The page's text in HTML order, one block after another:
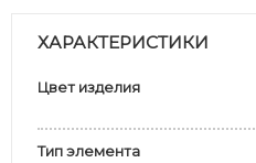
ХАРАКТЕРИСТИКИ
Цвет изделия
Тип элемента